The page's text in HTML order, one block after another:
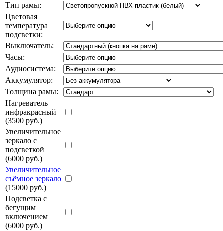
Тип рамы:
Цветовая
температура
подсветки:
Выключатель:
Часы:
Аудиосистема:
Аккумулятор:
Толщина рамы:
Нагреватель
инфракрасный
(3500 руб.)
Увеличительное
зеркало с
подсветкой
(6000 руб.)
Увеличительное
съёмное зеркало
(15000 руб.)
Подсветка с
бегущим
включением
(6000 руб.)